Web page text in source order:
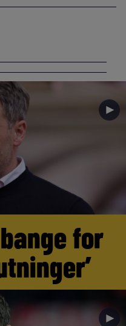
►
for
►